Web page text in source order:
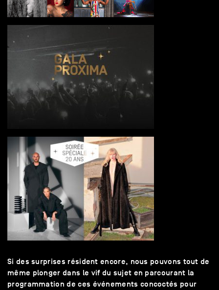
Si des surprises résident encore, nous pouvons tout de
même plonger dans le vif du sujet en parcourant la
programmation de ces événements concoctés pour